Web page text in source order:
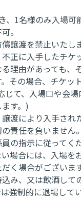
、1名様のみ入場可
。
譲渡を禁止いたし
不正に入手したチケ
理由があっても、
その場合、チケッ
じて、入場口や会
す。)
譲渡により入手され
責任を負いません。
の指示に従ってく
場合には、入場を
く場合がございます
み、又は飲酒して
強制的に退場して